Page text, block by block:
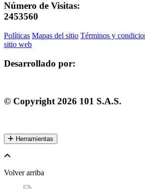
Número de Visitas:
2453560
Políticas Mapas del sitio Términos y
sitio web
Desarrollado por:
© Copyright 2026 101 S.A.S.
Herramientas
Volver arriba